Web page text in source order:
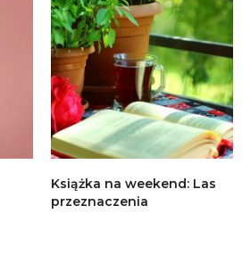
Książka na weekend: Las
przeznaczenia